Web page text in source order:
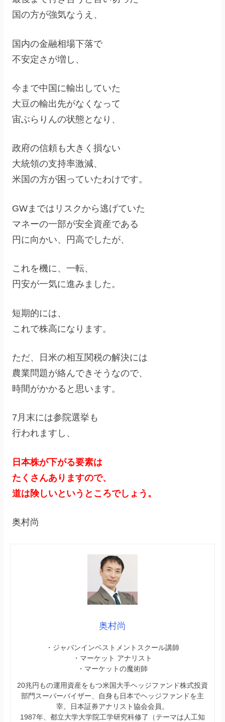
国の方が強気なうえ、
国内の金融相場下落で
不安定さが増し、
今まで中国に輸出していた
大豆の輸出先がなくなって
宙ぶらりんの状態となり、
政府の信頼も大きく損ない
大統領の支持率激減、
米国の方が困っていたわけです。
GWまではリスクから逃げていた
マネーの一部が安全資産である
円に向かい、円高でしたが、
これを機に、一転、
円安が一気に進みました。
短期的には、
これで株高になります。
ただ、日米の相互関税の解決には
農業問題が絡んできそうなので、
時間がかかると思います。
7月末には参院選挙も
行われますし、
日本株が下がる要素は
たくさんありますので、
道は険しいというところでしょう。
奥村尚
奥村尚
・ジャパンインベストメントスクール講師
・マーケット アナリスト
・マーケットの魔術師
20兆円もの運用資産をもつ米国大手ヘッジファンド株式投資
部門スーパーバイザー、自身も日本でヘッジファンドを主
宰。日本証券アナリスト協会会員。
1987年、都立大学大学院工学研究科修了（テーマは人工知